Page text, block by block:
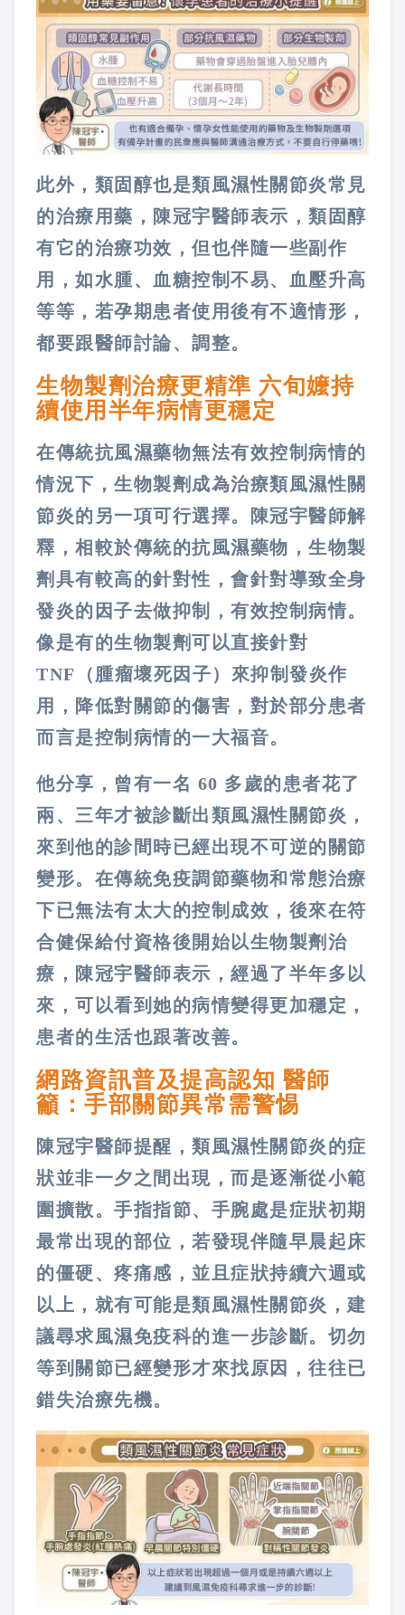
此外，類固醇也是類風濕性關節炎常見
的治療用藥，陳冠宇醫師表示，類固醇
有它的治療功效，但也伴隨一些副作
用，如水腫、血糖控制不易、血壓升高
等等，若孕期患者使用後有不適情形，
都要跟醫師討論、調整。
生物製劑治療更精準 六旬嬤持
續使用半年病情更穩定
在傳統抗風濕藥物無法有效控制病情的
情況下，生物製劑成為治療類風濕性關
節炎的另一項可行選擇。陳冠宇醫師解
釋，相較於傳統的抗風濕藥物，生物製
劑具有較高的針對性，會針對導致全身
發炎的因子去做抑制，有效控制病情。
像是有的生物製劑可以直接針對
TNF（腫瘤壞死因子）來抑制發炎作
用，降低對關節的傷害，對於部分患者
而言是控制病情的一大福音。
他分享，曾有一名 60 多歲的患者花了
兩、三年才被診斷出類風濕性關節炎，
來到他的診間時已經出現不可逆的關節
變形。在傳統免疫調節藥物和常態治療
下已無法有太大的控制成效，後來在符
合健保給付資格後開始以生物製劑治
療，陳冠宇醫師表示，經過了半年多以
來，可以看到她的病情變得更加穩定，
患者的生活也跟著改善。
網路資訊普及提高認知 醫師
籲：手部關節異常需警惕
陳冠宇醫師提醒，類風濕性關節炎的症
狀並非一夕之間出現，而是逐漸從小範
圍擴散。手指指節、手腕處是症狀初期
最常出現的部位，若發現伴隨早晨起床
的僵硬、疼痛感，並且症狀持續六週或
以上，就有可能是類風濕性關節炎，建
議尋求風濕免疫科的進一步診斷。切勿
等到關節已經變形才來找原因，往往已
錯失治療先機。